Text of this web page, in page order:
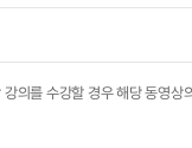
의를 수강할 경우 해당 동영상